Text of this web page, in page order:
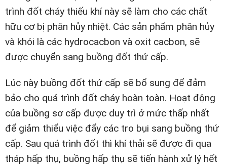
trình đốt cháy thiếu khí này sẽ làm cho các chất
hữu cơ bị phân hủy nhiệt. Các sản phẩm phân hủy
và khói là các hydrocacbon và oxit cacbon, sẽ
được chuyển sang buồng đốt thứ cấp.
Lúc này buồng đốt thứ cấp sẽ bổ sung để đảm
bảo cho quá trình đốt cháy hoàn toàn. Hoạt động
của buồng sơ cấp được duy trì ở mức thấp nhất
để giảm thiểu việc đẩy các tro bụi sang buồng thứ
cấp. Sau quá trình đốt thì khí thải sẽ được đi qua
tháp hấp thụ, buồng hấp thụ sẽ tiến hành xử lý hết